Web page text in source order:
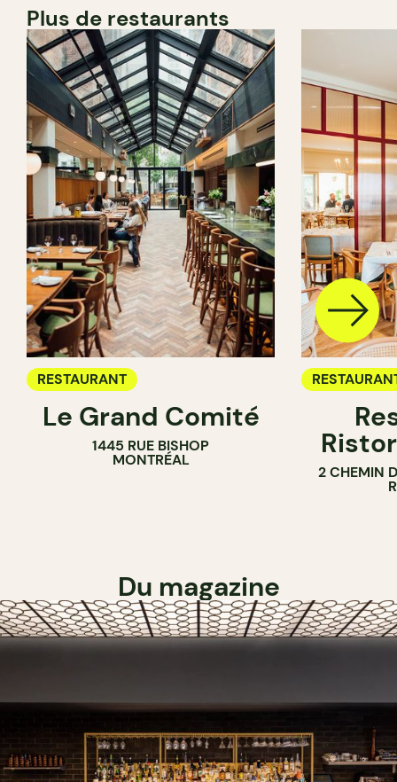
Plus de restaurants
RESTAURANT
Le Grand Comité
1445 RUE BISHOP
MONTRÉAL
2 CHEMIN
Du magazine